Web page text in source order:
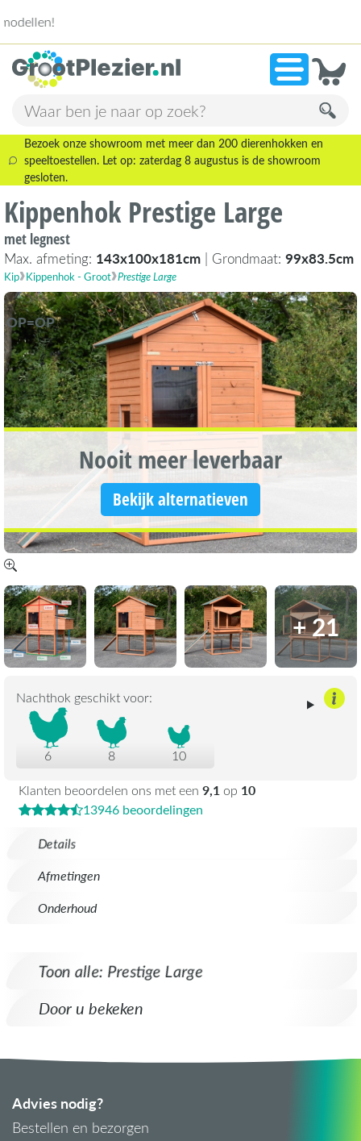
»13.946 beoordelingen!
Bezoek onze showroom met meer dan 200 dierenhokken en
speeltoestellen. Let op: zaterdag 8 augustus is de showroom
gesloten.
Kippenhok Prestige Large
met legnest
Max. afmeting: 143x100x181cm | Grondmaat: 99x83.5cm
Kip Kippenhok - Groot Prestige Large
OP=OP
Nooit meer leverbaar
Bekijk alternatieven
+ 21
Details
Afmetingen
Onderhoud
Nachthok geschikt voor:
6 8 10
Klanten beoordelen ons met een 9,1 op 10
13946 beoordelingen
Toon alle: Prestige Large
Door u bekeken
Advies nodig?
Bestellen en bezorgen